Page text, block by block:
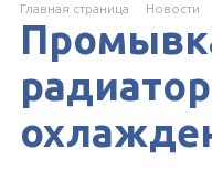
Главная страница Новости